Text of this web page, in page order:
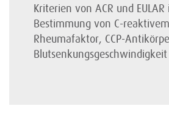
Kriterien von ACR und
Bestimmung von C-
Rheumafaktor, CCP-